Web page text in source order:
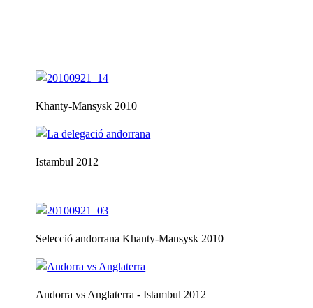
Khanty-Mansysk 2010
Istambul 2012
Selecció andorrana Khanty-Mansysk 2010
Andorra vs Anglaterra - Istambul 2012